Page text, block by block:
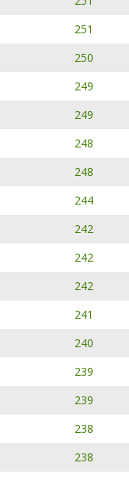
251
250
249
249
248
248
244
242
242
242
241
240
239
239
238
238